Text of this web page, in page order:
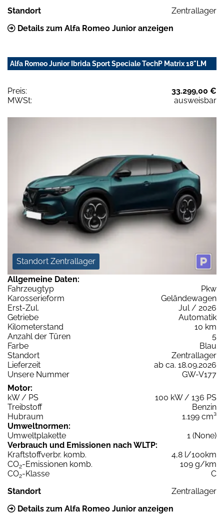
Standort
Zentrallager
Details zum Alfa Romeo Junior anzeigen
Alfa Romeo Junior Ibrida Sport Speciale TechP Matrix 18"LM
Preis:
33.299,00 €
MWSt:
ausweisbar
Standort Zentrallager
Allgemeine Daten:
Fahrzeugtyp
Pkw
Karosserieform
Geländewagen
Erst-Zul.
Jul / 2026
Getriebe
Automatik
Kilometerstand
10 km
Anzahl der Türen
5
Farbe
Blau
Standort
Zentrallager
Lieferzeit
ab ca. 18.09.2026
Unsere Nummer
GW-V177
Motor:
kW / PS
100 kW / 136 PS
Treibstoff
Benzin
Hubraum
1.199 cm³
Umweltnormen:
Umweltplakette
1 (None)
Verbrauch und Emissionen nach WLTP:
Kraftstoffverbr. komb.
4,8 l/100km
CO2-Emissionen komb.
109 g/km
CO2-Klasse
C
Standort
Zentrallager
Details zum Alfa Romeo Junior anzeigen